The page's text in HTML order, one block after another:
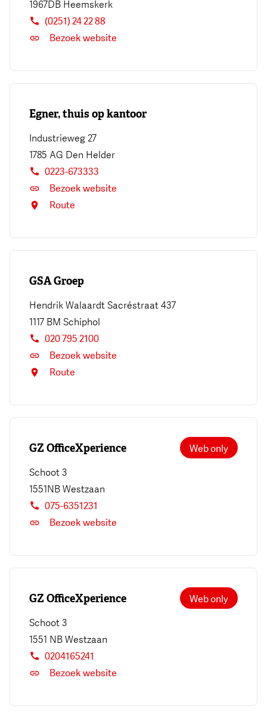
1967DB Heemskerk
(0251) 24 22 88
Bezoek website
Egner, thuis op kantoor
Industrieweg 27
1785 AG Den Helder
0223-673333
Bezoek website
Route
GSA Groep
Hendrik Walaardt Sacréstraat 437
1117 BM Schiphol
020 795 2100
Bezoek website
Route
Web only
GZ OfficeXperience
Schoot 3
1551NBWestzaan
075-6351231
Bezoek website
Web only
GZ OfficeXperience
Schoot 3
1551 NBWestzaan
0204165241
Bezoek website